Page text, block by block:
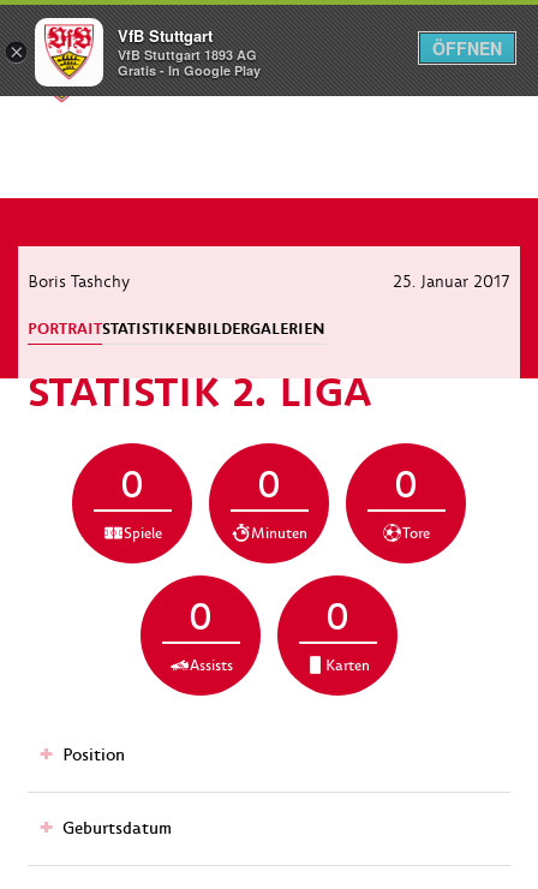
Menü
Boris Tashchy 25. Januar 2017
PORTRAITSTATISTIKENBILDERGALERIEN
STATISTIK 2. LIGA
0
Spiele
0
Minuten
0
Tore
0
Assists
0
Karten
Position
Geburtsdatum
×
VfB Stuttgart
VfB Stuttgart 1893 AG
Gratis - In Google Play
ÖFFNEN